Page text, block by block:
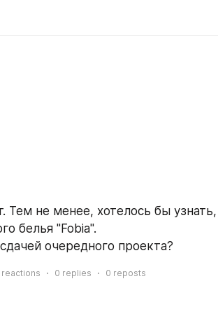
Тем не менее, хотелось бы узнать,
белья "Fobia".
очередного проекта?
reactions 0 replies 0 reposts